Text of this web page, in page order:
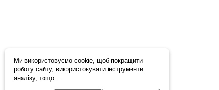
Ми використовуємо cookie, щоб покращити
роботу сайту, використовувати інструменти
аналізу, тощо...